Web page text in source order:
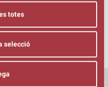
totes
selecció